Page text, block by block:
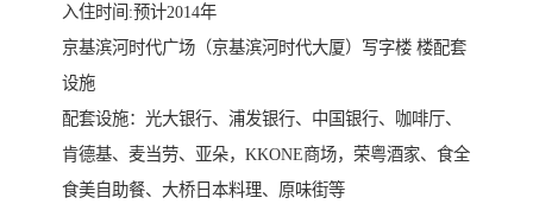
入住时间:预计2014年
京基滨河时代广场（京基滨河时代大厦）写字楼 楼配套
设施
配套设施：光大银行、浦发银行、中国银行、咖啡厅、
肯德基、麦当劳、亚朵，KKONE商场，荣粤酒家、食全
食美自助餐、大桥日本料理、原味街等